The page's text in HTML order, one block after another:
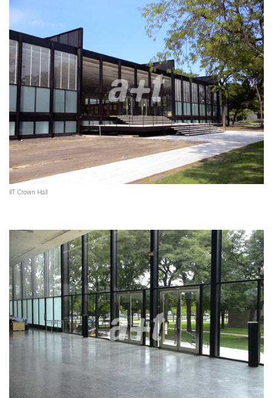
IIT Crown Hall